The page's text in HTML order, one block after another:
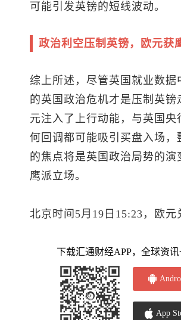
可能引发英镑的短线波动。
政治利空压制英镑，欧元获
综上所述，尽管英国就业数
的英国政治危机才是压制英
元注入了上行动能，与英国
何回调都可能吸引买盘入场
的焦点将是英国政治局势的
鹰派立场。
北京时间5月19日15:23，欧
下载汇通财经APP，全球资
App